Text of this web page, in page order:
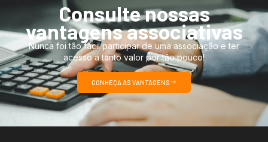
Consulte nossas
vantagens associativas
Nunca foi tão fácil participar de uma associação e ter
acesso a tanto valor por tão pouco!
CONHEÇA AS VANTAGENS